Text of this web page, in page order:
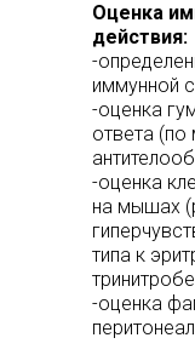
Оценка
действия:
-
иммунной
-оценка
ответа (по
-оценка
на мышах
типа к
-оценка